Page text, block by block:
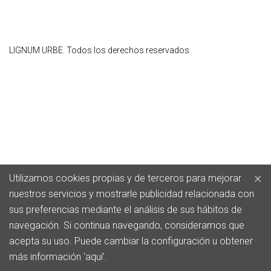
LIGNUM URBE. Todos los derechos reservados
×
Utilizamos cookies propias y de terceros para mejorar
nuestros servicios y mostrarle publicidad relacionada con
sus preferencias mediante el análisis de sus hábitos de
navegación. Si continua navegando, consideramos que
acepta su uso. Puede cambiar la configuración u obtener
más información ‘aquí’.